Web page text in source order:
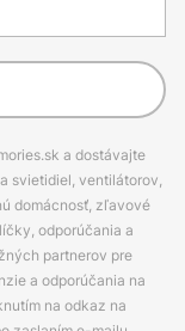
a dostávajte
svietidiel, ventilátorov,
domácnosť, zľavové
odporúčania a
partnerov pre
a odporúčania na
na odkaz na